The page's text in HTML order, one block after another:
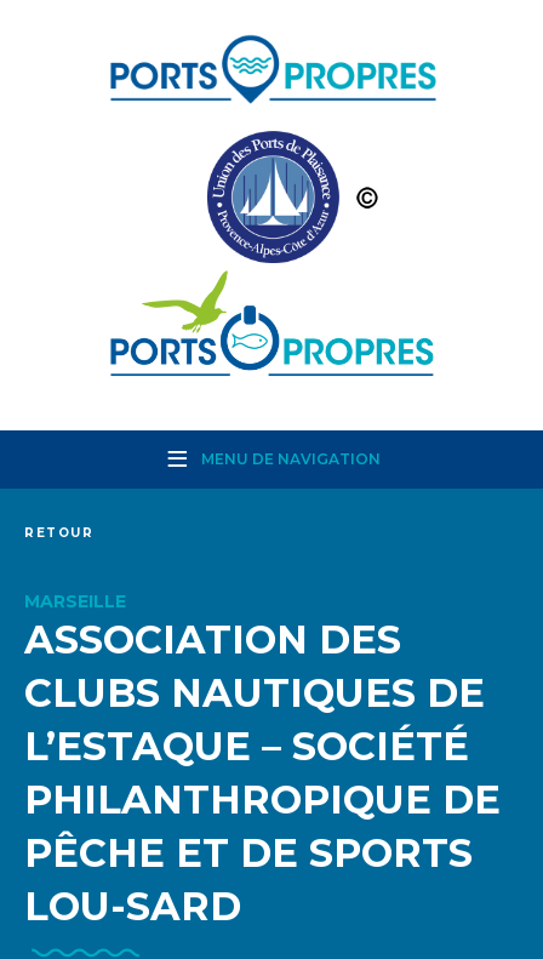
MENU DE NAVIGATION
RETOUR
MARSEILLE
ASSOCIATION DES
CLUBS NAUTIQUES DE
L’ESTAQUE – SOCIÉTÉ
PHILANTHROPIQUE DE
PÊCHE ET DE SPORTS
LOU-SARD